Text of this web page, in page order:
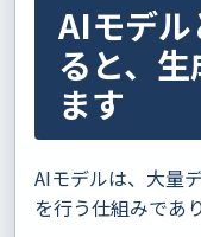
AIモデ
ると、
ます
AIモデルは、大量
を行う仕組みであ